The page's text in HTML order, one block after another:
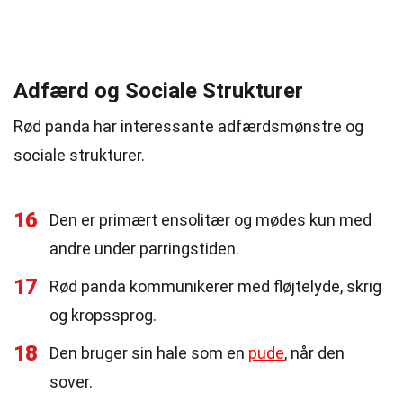
Adfærd og Sociale Strukturer
Rød panda har interessante adfærdsmønstre og
sociale strukturer.
16
Den er primært ensolitær og mødes kun med
andre under parringstiden.
17
Rød panda kommunikerer med fløjtelyde, skrig
og kropssprog.
18 Den bruger sin hale som en pude, når den
sover.